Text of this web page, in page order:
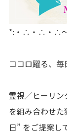
*:・∴・∴・
ココロ躍る、毎
霊視／ヒーリ
を組み合わせた
日” をご提案し